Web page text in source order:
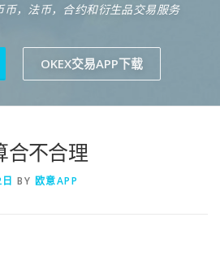
币，法币，合约和衍生品交易服务
OKEX交易APP下载
合不合理
BY 欧意APP